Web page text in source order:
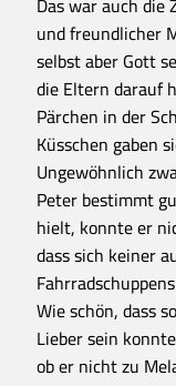
und freundlicher
selbst aber Gott
die Eltern darauf
Pärchen in der
Küsschen gaben
Ungewöhnlich
Peter bestimmt
hielt, konnte er
dass sich keiner
Wie schön, dass
Lieber sein
ob er nicht zu